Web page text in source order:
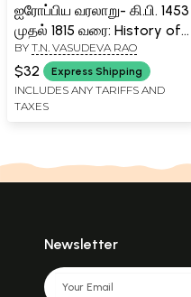
ஐரோப்பிய வரலாறு- கி.பி. 1453
முதல் 1815 வரை: History of
Europe from 1453-1815 A.D.
(Tamil)
BY T.N. VASUDEVA RAO
$32 Express Shipping
INCLUDES ANY TARIFFS AND
TAXES
Newsletter